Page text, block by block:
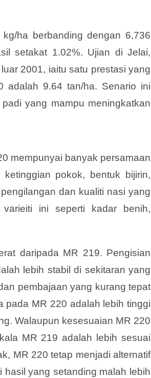
ha berbanding dengan 6,736
setakat 1.02%. Ujian di Jelai,
2001, iaitu satu prestasi yang
adalah 9.64 tan/ha. Senario ini
yang mampu meningkatkan
mempunyai banyak persamaan
pokok, bentuk bijirin,
dan kualiti nasi yang
ini seperti kadar benih,
daripada MR 219. Pengisian
lebih stabil di sekitaran yang
pembajaan yang kurang tepat
pada MR 220 adalah lebih tinggi
Walaupun kesesuaian MR 220
MR 219 adalah lebih sesuai
MR 220 tetap menjadi alternatif
yang setanding malah lebih